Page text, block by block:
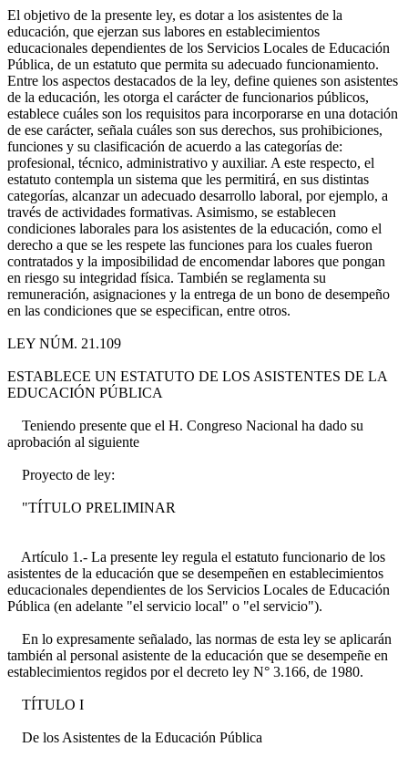
El objetivo de la presente ley, es dotar a los asistentes de la
educación, que ejerzan sus labores en establecimientos
educacionales dependientes de los Servicios Locales de Educación
Pública, de un estatuto que permita su adecuado funcionamiento.
Entre los aspectos destacados de la ley, define quienes son asistentes
de la educación, les otorga el carácter de funcionarios públicos,
establece cuáles son los requisitos para incorporarse en una dotación
de ese carácter, señala cuáles son sus derechos, sus prohibiciones,
funciones y su clasificación de acuerdo a las categorías de:
profesional, técnico, administrativo y auxiliar. A este respecto, el
estatuto contempla un sistema que les permitirá, en sus distintas
categorías, alcanzar un adecuado desarrollo laboral, por ejemplo, a
través de actividades formativas. Asimismo, se establecen
condiciones laborales para los asistentes de la educación, como el
derecho a que se les respete las funciones para los cuales fueron
contratados y la imposibilidad de encomendar labores que pongan
en riesgo su integridad física. También se reglamenta su
remuneración, asignaciones y la entrega de un bono de desempeño
en las condiciones que se especifican, entre otros.
LEY NÚM. 21.109
ESTABLECE UN ESTATUTO DE LOS ASISTENTES DE LA
EDUCACIÓN PÚBLICA
Teniendo presente que el H. Congreso Nacional ha dado su
aprobación al siguiente
Proyecto de ley:
"TÍTULO PRELIMINAR
Artículo 1.- La presente ley regula el estatuto funcionario de los
asistentes de la educación que se desempeñen en establecimientos
educacionales dependientes de los Servicios Locales de Educación
Pública (en adelante "el servicio local" o "el servicio").
En lo expresamente señalado, las normas de esta ley se aplicarán
también al personal asistente de la educación que se desempeñe en
establecimientos regidos por el decreto ley N° 3.166, de 1980.
TÍTULO I
De los Asistentes de la Educación Pública